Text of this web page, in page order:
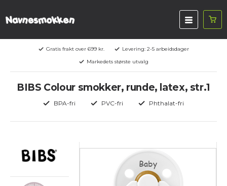
Gratis frakt over 699 kr.
Levering: 2-5 arbeidsdager
Markedets største utvalg
BIBS Colour smokker, runde, latex, str.1
BPA-fri PVC-fri Phthalat-fri
Baby